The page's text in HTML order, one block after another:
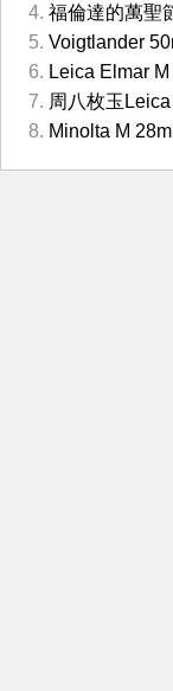
福倫達的萬聖
Voigtlander
Leica Elmar
周八枚玉
Minolta M